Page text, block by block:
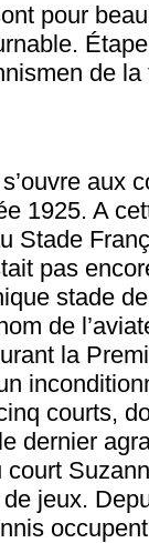
pour
de
aux
1925. A
Stade
pas
stade
de
la
courts,
dernier
jeux.